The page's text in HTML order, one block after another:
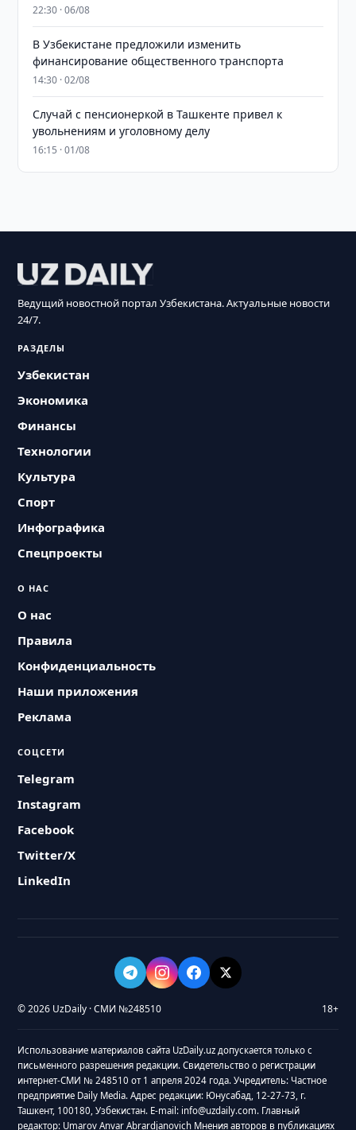
22:30 · 06/08
В Узбекистане предложили изменить
финансирование общественного транспорта
14:30 · 02/08
Случай с пенсионеркой в Ташкенте привел к
увольнениям и уголовному делу
16:15 · 01/08
Ведущий новостной портал Узбекистана. Актуальные новости
24/7.
РАЗДЕЛЫ
Узбекистан
Экономика
Финансы
Технологии
Культура
Спорт
Инфографика
Спецпроекты
О НАС
О нас
Правила
Конфиденциальность
Наши приложения
Реклама
СОЦСЕТИ
Telegram
Instagram
Facebook
Twitter/X
LinkedIn
© 2026 UzDaily · СМИ №248510 18+
Использование материалов сайта UzDaily.uz допускается только с
письменного разрешения редакции. Свидетельство о регистрации
интернет-СМИ № 248510 от 1 апреля 2024 года. Учредитель: Частное
предприятие Daily Media. Адрес редакции: Юнусабад, 12-27-73, г.
Ташкент, 100180, Узбекистан. E-mail: info@uzdaily.com. Главный
редактор: Umarov Anvar Abrardjanovich Мнения авторов в публикациях